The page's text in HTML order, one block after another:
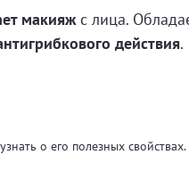
макияжс лица.
действия.
о его полезных свойствах.